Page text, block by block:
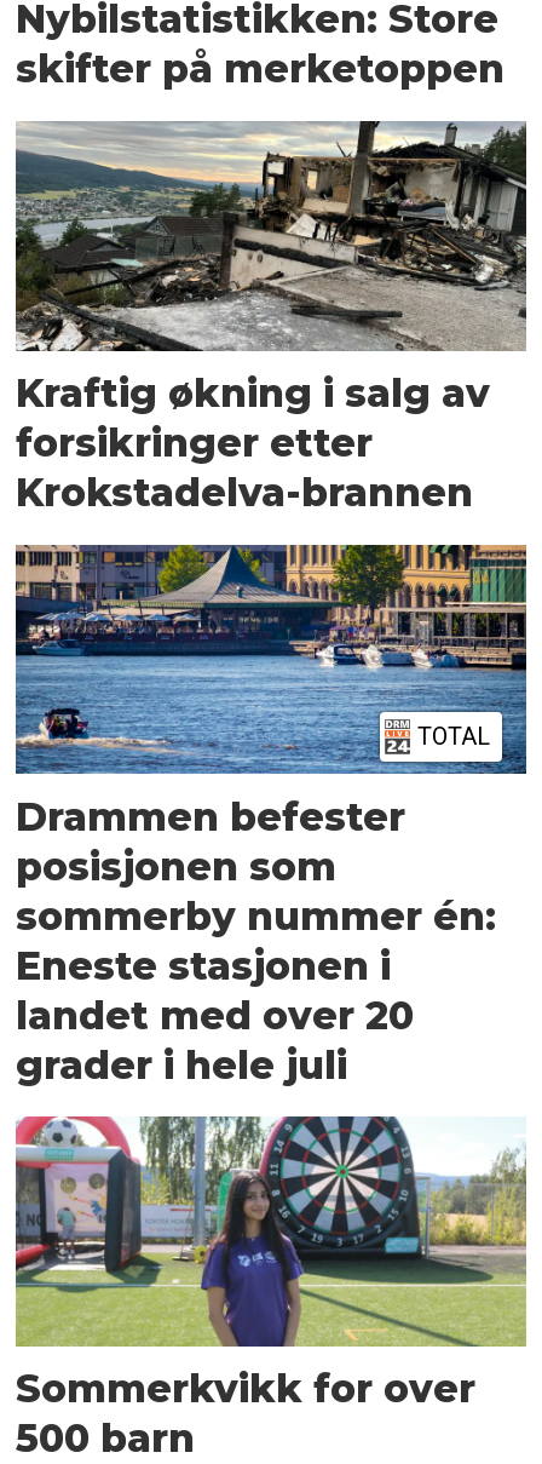
Nybilstatistikken: Store
skifter på merketoppen
Kraftig økning i salg av
forsikringer etter
Krokstadelva-brannen
TOTAL
Drammen befester
posisjonen som
sommerby nummer én:
Eneste stasjonen i
landet med over 20
grader i hele juli
Sommerkvikk for over
500 barn